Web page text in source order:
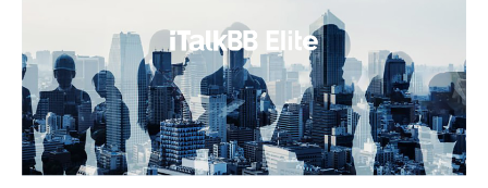
养老 非盈利组织